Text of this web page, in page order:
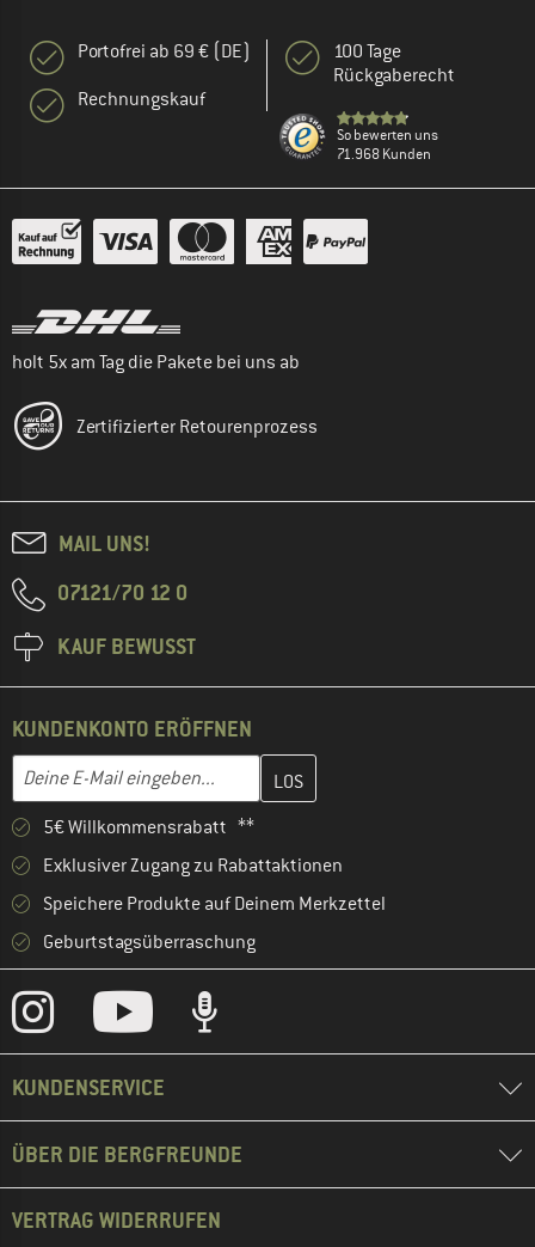
Portofrei ab 69 € (DE)
Rechnungskauf
100 Tage
Rückgaberecht
So bewerten uns
71.968 Kunden
holt 5x am Tag die Pakete bei uns ab
Zertifizierter Retourenprozess
MAIL UNS!
07121/70 12 0
KAUF BEWUSST
KUNDENKONTO ERÖFFNEN
E-Mail-Adresse
Gib hier deine E-Mail-Adresse ein und erstelle im nächsten
5€ Willkommensrabatt **
Exklusiver Zugang zu Rabattaktionen
Speichere Produkte auf Deinem Merkzettel
Geburtstagsüberraschung
KUNDENSERVICE
ÜBER DIE BERGFREUNDE
VERTRAG WIDERRUFEN